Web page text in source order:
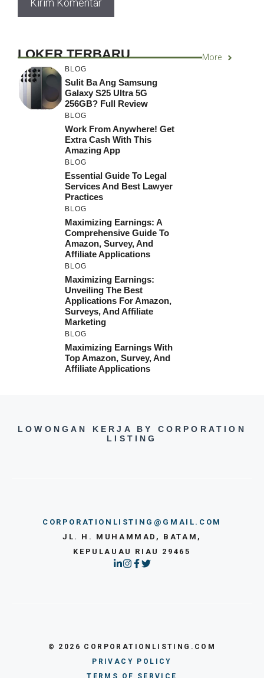
LOKER TERBARU More
BLOG
Sulit Ba Ang Samsung
Galaxy S25 Ultra 5G
256GB? Full Review
BLOG
Work From Anywhere! Get
Extra Cash With This
Amazing App
BLOG
Essential Guide To Legal
Services And Best Lawyer
Practices
BLOG
Maximizing Earnings: A
Comprehensive Guide To
Amazon, Survey, And
Affiliate Applications
BLOG
Maximizing Earnings:
Unveiling The Best
Applications For Amazon,
Surveys, And Affiliate
Marketing
BLOG
Maximizing Earnings With
Top Amazon, Survey, And
Affiliate Applications
LOWONGAN KERJA BY CORPORATION
LISTING
CORPORATIONLISTING@GMAIL.COM
JL. H. MUHAMMAD, BATAM,
KEPULAUAU RIAU 29465
© 2026 CORPORATIONLISTING.COM
PRIVACY POLICY